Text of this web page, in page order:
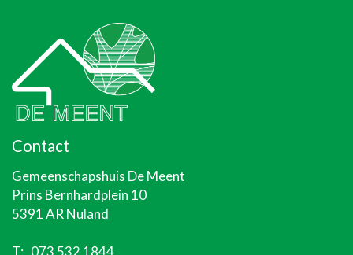
Contact
Gemeenschapshuis De Meent
Prins Bernhardplein 10
5391 AR Nuland
T: 073 532 1844